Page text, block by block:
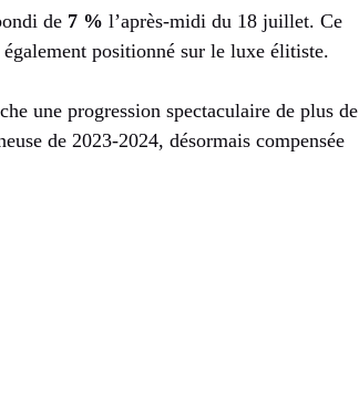
de 7 % l’après-midi du 18 juillet. Ce
positionné sur le luxe élitiste.
une progression spectaculaire de plus de
de 2023-2024, désormais compensée